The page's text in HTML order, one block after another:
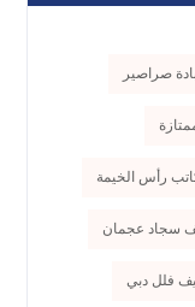
صراصير
رأس الخيمة
سجاد عجمان
فلل دبي